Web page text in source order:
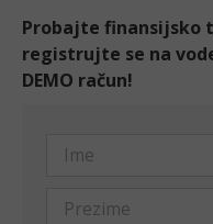
Probajte finansijsko
registrujte se na
DEMO račun!